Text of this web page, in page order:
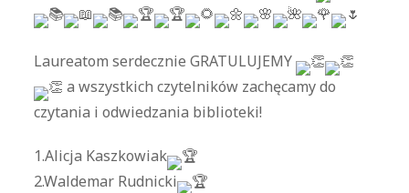
Laureatom serdecznie GRATULUJEMY
a wszystkich czytelników zachęcamy do
czytania i odwiedzania biblioteki!
1.Alicja Kaszkowiak
2.Waldemar Rudnicki